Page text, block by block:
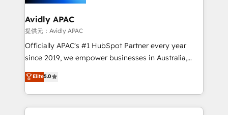
we’ll assemble a RevOps machine that drives more
traffic, generates better leads and crushes your
revenue goals. We've worked with thousands of
HubSpot customers and we'd love to work with you
too! Clients come to us for: Advanced CRM solutions
HubSpot Data System Migrations between systems
to HubSpot New lead generation strategies Time-
Avidly APAC
提供元：Avidly APAC
Officially APAC's #1 HubSpot Partner every year
since 2019, we empower businesses in Australia,
New Zealand, and globally to realise their full
potential through enterprise HubSpot CRM
implementation. And we deliver best practice across
the whole HubSpot platform, covering marketing,
Elite5.0